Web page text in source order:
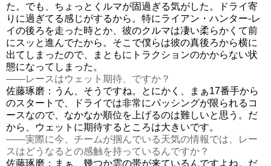
た。でも、ちょっとくルマが固過ぎる気がした。ドライ寄
りに過ぎてる感じがするから。特にライアン・ハンター-レ
イの後ろを走った時とか、彼のクルマは凄い柔らかくて前
にスッと進んでたから。そこで僕らは彼の真後ろから横に
出てしまったので、まともにトラクションのかからない状
態になってしまった。
――レースはウェット期待、ですか？
佐藤琢磨：うん、そうですね。とにかく、まぁ17番手から
のスタートで、ドライでは非常にパッシングが限られるコ
ースなので、なかなか順位を上げるのは難しいと思う。だ
から、ウェットに期待するところは大きいです。
――実際に今、チームが掴んでいる天気の情報では、レー
スはどうなるとの感触を持っているんですか？
佐藤琢磨：まぁ、幾つか雲の帯が来ているんですよね。だ